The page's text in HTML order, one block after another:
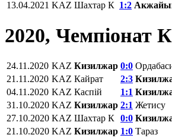
13.04.2021 KAZ Шахтар К 1:2
2020, Чемпіонат
24.11.2020 KAZ Кизилжар 0:0
21.11.2020 KAZ Кайрат 2:3
04.11.2020 KAZ Каспій 1:1
31.10.2020 KAZ Кизилжар 2:1 Жетису
27.10.2020 KAZ Шахтар К 0:0
21.10.2020 KAZ Кизилжар 1:0 Тараз